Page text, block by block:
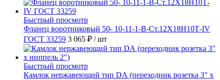
Быстрый просмотр
Фланец воротниковый 50- 10-11-1-B-Ст.12Х18Н10Т-IV
ГОСТ 33259 3 065 ₽ / шт
Быстрый просмотр
Камлок нержавеющий тип DА (переходник розетка 3" х